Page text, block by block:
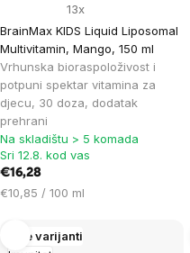
BrainMax KIDS Liquid Liposomal
Multivitamin, Mango, 150 ml
Vrhunska bioraspoloživost i
potpuni spektar vitamina za
djecu, 30 doza, dodatak
prehrani
13x
Na skladištu > 5 komada
Sri 12.8. kod vas
€16,28
Cijena
€10,85 / 100 ml
Više varijanti